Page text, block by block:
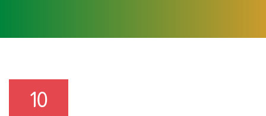
10